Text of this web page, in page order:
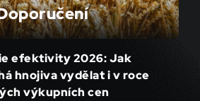
efektivity 2026: Jak
hnojiva vydělat i v roce
výkupních cen